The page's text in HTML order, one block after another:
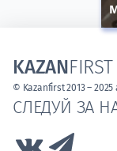
СЛЕДУЙ ЗА
Link to Vk
KAZANFIRST
© Kazanfirst 2013 –